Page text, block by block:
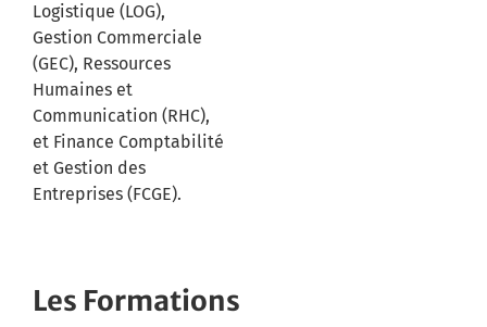
Logistique (LOG),
Gestion Commerciale
(GEC), Ressources
Humaines et
Communication (RHC),
et Finance Comptabilité
et Gestion des
Entreprises (FCGE).
Les Formations